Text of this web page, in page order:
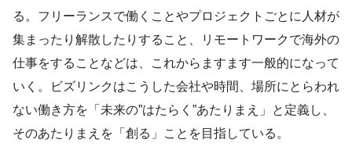
る。フリーランスで働くことやプロジェクトごとに人材が
集まったり解散したりすること、リモートワークで海外の
仕事をすることなどは、これからますます一般的になって
いく。ビズリンクはこうした会社や時間、場所にとらわれ
ない働き方を「未来の”はたらく”あたりまえ」と定義し、
そのあたりまえを「創る」ことを目指している。